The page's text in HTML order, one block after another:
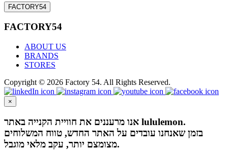
FACTORY54
FACTORY54
ABOUT US
BRANDS
STORES
Copyright © 2026 Factory 54. All Rights Reserved.
×
אנו מרעננים את חוויית הקנייה באתר lululemon.
בזמן שאנחנו עובדים על האתר החדש, טווח המשלוחים
מצומצם יותר, עקב מלאי מוגבל.